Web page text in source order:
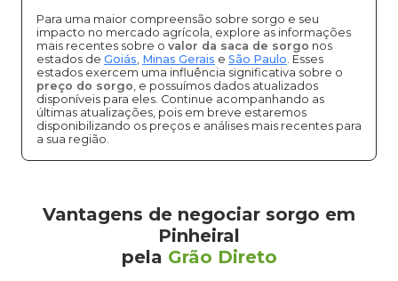
Para uma maior compreensão sobre sorgo e seu
impacto no mercado agrícola, explore as informações
mais recentes sobre o valor da saca de sorgo nos
estados de Goiás, Minas Gerais e São Paulo. Esses
estados exercem uma influência significativa sobre o
preço do sorgo, e possuímos dados atualizados
disponíveis para eles. Continue acompanhando as
últimas atualizações, pois em breve estaremos
disponibilizando os preços e análises mais recentes para
a sua região.
Vantagens de negociar sorgo em
Pinheiral
pela Grão Direto